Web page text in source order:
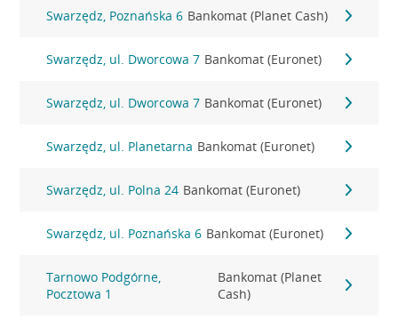
Swarzędz, Poznańska 6 Bankomat (Planet Cash)
Swarzędz, ul. Dworcowa 7 Bankomat (Euronet)
Swarzędz, ul. Dworcowa 7 Bankomat (Euronet)
Swarzędz, ul. Planetarna Bankomat (Euronet)
Swarzędz, ul. Polna 24 Bankomat (Euronet)
Swarzędz, ul. Poznańska 6 Bankomat (Euronet)
Tarnowo Podgórne,
Pocztowa 1
Bankomat (Planet
Cash)